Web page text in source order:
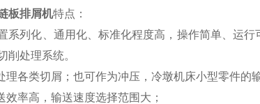
板排屑机特点：
系列化、通用化、标准化程度高，操作简单、运
削处理系统。
理各类切屑；也可作为冲压，冷墩机床小型零件的
效率高，输送速度选择范围大；